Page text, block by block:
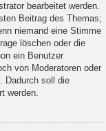
bearbeitet werden.
Beitrag des Themas;
niemand eine Stimme
löschen oder die
ein Benutzer
von Moderatoren oder
Dadurch soll die
werden.